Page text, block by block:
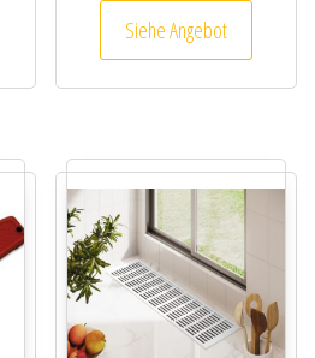
Siehe Angebot